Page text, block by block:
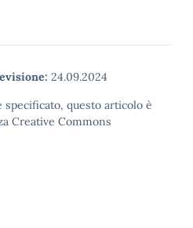
24.09.2024
questo articolo è
Creative Commons